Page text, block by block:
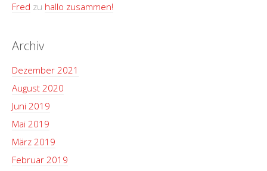
Fred zu hallo zusammen!
Archiv
Dezember 2021
August 2020
Juni 2019
Mai 2019
März 2019
Februar 2019